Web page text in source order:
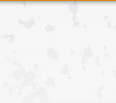
Zum Hauptmenue
Zum Seiteninhalt
Zum Warenkob